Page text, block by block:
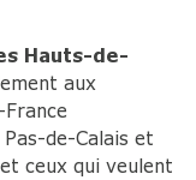
Hauts-de-
aux
de-Calais et
ceux qui veulent